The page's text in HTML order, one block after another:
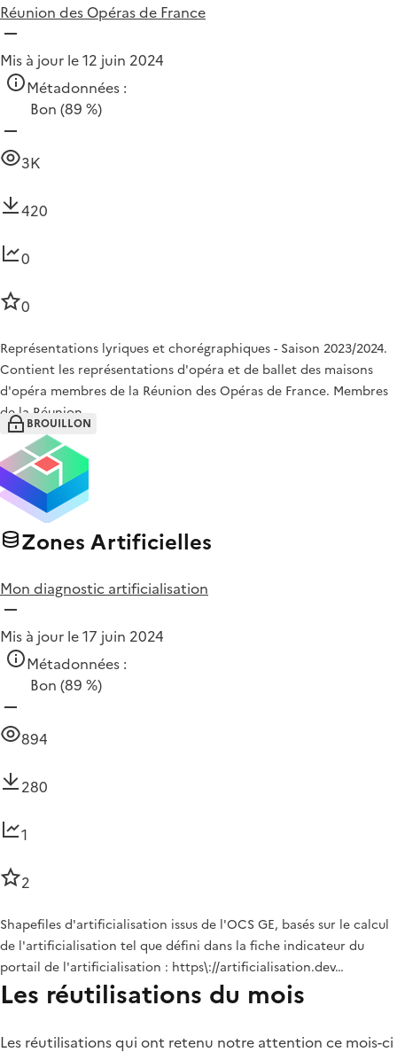
Réunion des Opéras de France
Mis à jour le 12 juin 2024
Métadonnées :
Bon (89 %)
3K
420
0
0
Représentations lyriques et chorégraphiques - Saison 2023/2024.
Contient les représentations d'opéra et de ballet des maisons
d'opéra membres de la Réunion des Opéras de France. Membres
de la Réunion…
BROUILLON
Zones Artificielles
Mon diagnostic artificialisation
Mis à jour le 17 juin 2024
Métadonnées :
Bon (89 %)
894
280
1
2
Shapefiles d'artificialisation issus de l'OCS GE, basés sur le calcul
de l'artificialisation tel que défini dans la fiche indicateur du
portail de l'artificialisation : https\://artificialisation.dev…
Les réutilisations du mois
Les réutilisations qui ont retenu notre attention ce mois-ci